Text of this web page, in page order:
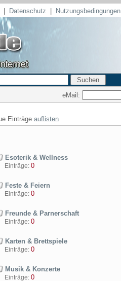
Datenschutz Nutzungsbedingungen
eMail:
Einträge auflisten
Esoterik & Wellness
0
Feste & Feiern
0
Freunde & Parnerschaft
0
Karten & Brettspiele
0
Musik & Konzerte
0